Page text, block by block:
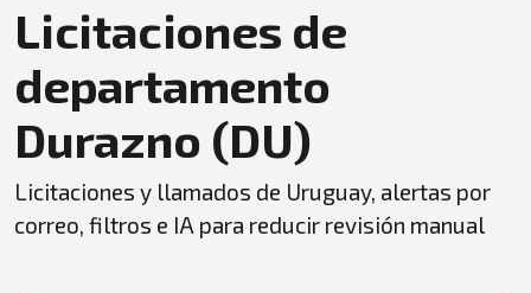
Licitaciones de
departamento
Durazno (DU)
Licitaciones y llamados de Uruguay, alertas por
correo, filtros e IA para reducir revisión manual